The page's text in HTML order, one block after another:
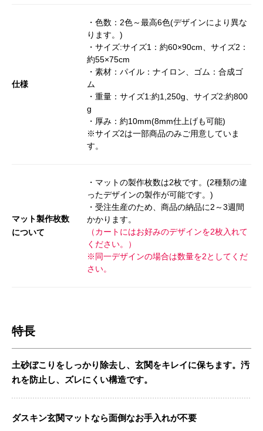
仕様
・色数：2色～最高6色(デザインにより異な
ります。)
・サイズ:サイズ1：約60×90cm、サイズ2：
約55×75cm
・素材：パイル：ナイロン、ゴム：合成ゴ
ム
・重量：サイズ1:約1,250g、サイズ2:約800
g
・厚み：約10mm(8mm仕上げも可能)
※サイズ2は一部商品のみご用意していま
す。
マット製作枚数
について
・マットの製作枚数は2枚です。(2種類の違
ったデザインの製作が可能です。)
・受注生産のため、商品の納品に2～3週間
かかります。
（カートにはお好みのデザインを2枚入れて
ください。）
※同一デザインの場合は数量を2としてくだ
さい。
特長
土砂ぼこりをしっかり除去し、玄関をキレイに保ちます。汚
れを防止し、ズレにくい構造です。
ダスキン玄関マットなら面倒なお手入れが不要